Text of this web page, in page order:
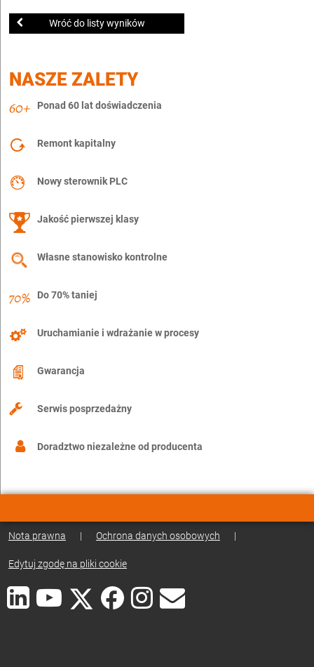
Wróć do listy wyników
NASZE ZALETY
Ponad 60 lat doświadczenia
Remont kapitalny
Nowy sterownik PLC
Jakość pierwszej klasy
Własne stanowisko kontrolne
Do 70% taniej
Uruchamianie i wdrażanie w procesy
Gwarancja
Serwis posprzedażny
Doradztwo niezależne od producenta
Nota prawna | Ochrona danych osobowych |
Edytuj zgodę na pliki cookie